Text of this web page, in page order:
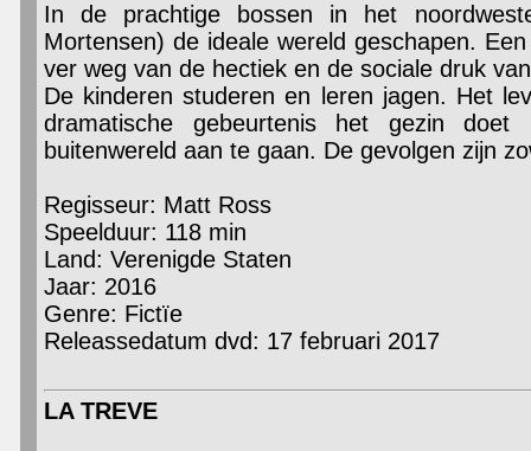
In de prachtige bossen in het
Mortensen) de ideale wereld geschapen.
ver weg van de hectiek en de sociale druk
De kinderen studeren en leren jagen. Het
dramatische gebeurtenis het gezin
buitenwereld aan te gaan. De gevolgen zijn
Regisseur: Matt Ross
Speelduur: 118 min
Land: Verenigde Staten
Jaar: 2016
Genre: Fictïe
Releassedatum dvd: 17 februari 2017
LA TREVE